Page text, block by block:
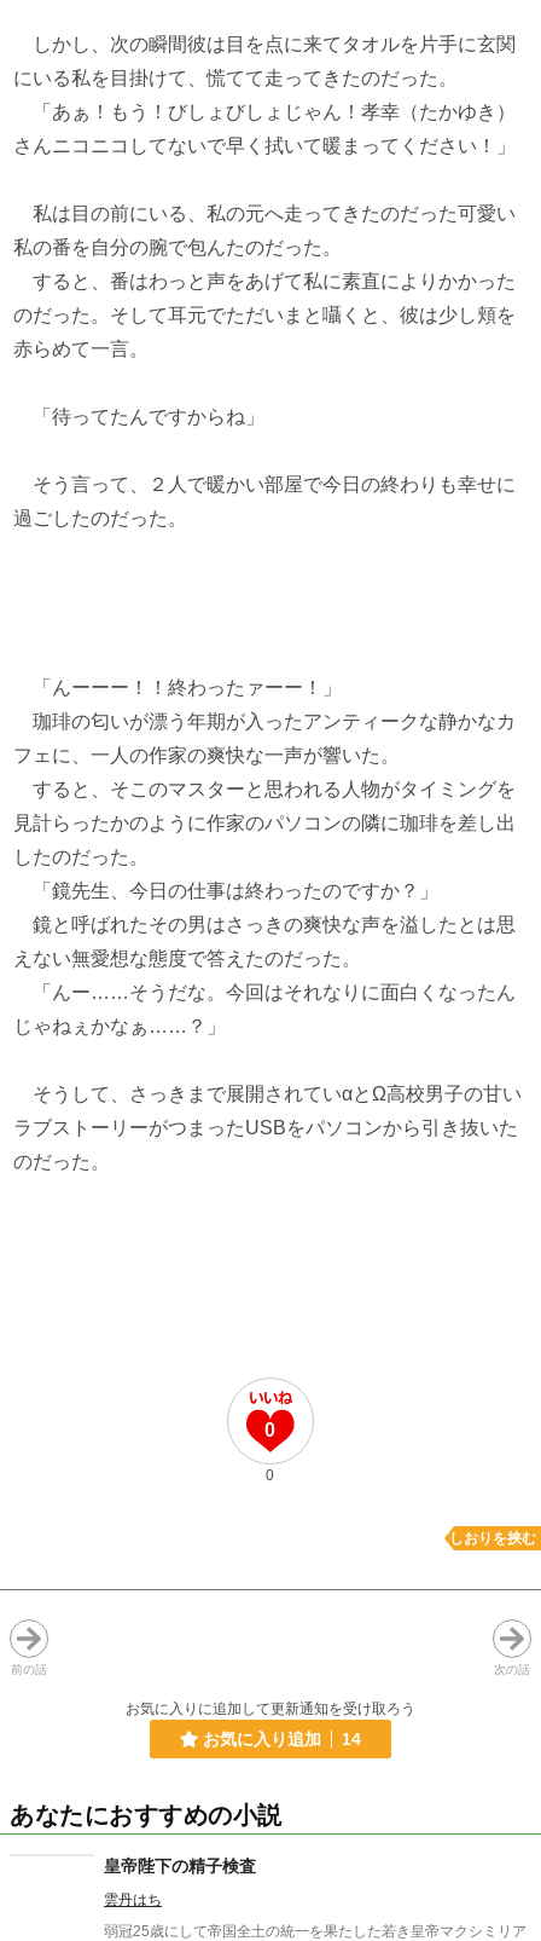
しかし、次の瞬間彼は目を点に来てタオルを片手に玄関
にいる私を目掛けて、慌てて走ってきたのだった。
「あぁ！もう！びしょびしょじゃん！孝幸（たかゆき）
さんニコニコしてないで早く拭いて暖まってください！」
私は目の前にいる、私の元へ走ってきたのだった可愛い
私の番を自分の腕で包んたのだった。
すると、番はわっと声をあげて私に素直によりかかった
のだった。そして耳元でただいまと囁くと、彼は少し頬を
赤らめて一言。
「待ってたんですからね」
そう言って、２人で暖かい部屋で今日の終わりも幸せに
過ごしたのだった。
「んーーー！！終わったァーー！」
珈琲の匂いが漂う年期が入ったアンティークな静かなカ
フェに、一人の作家の爽快な一声が響いた。
すると、そこのマスターと思われる人物がタイミングを
見計らったかのように作家のパソコンの隣に珈琲を差し出
したのだった。
「鏡先生、今日の仕事は終わったのですか？」
鏡と呼ばれたその男はさっきの爽快な声を溢したとは思
えない無愛想な態度で答えたのだった。
「んー……そうだな。今回はそれなりに面白くなったん
じゃねぇかなぁ……？」
そうして、さっきまで展開されていαとΩ高校男子の甘い
ラブストーリーがつまったUSBをパソコンから引き抜いた
のだった。
0
0
しおりを挟む
前の話 次の話
お気に入りに追加して更新通知を受け取ろう
お気に入り追加 14
あなたにおすすめの小説
皇帝陛下の精子検査
雲丹はち
弱冠25歳にして帝国全土の統一を果たした若き皇帝マクシミリア